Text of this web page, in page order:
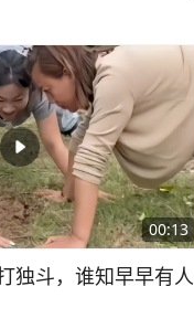
00:13
独斗，谁知早早有人